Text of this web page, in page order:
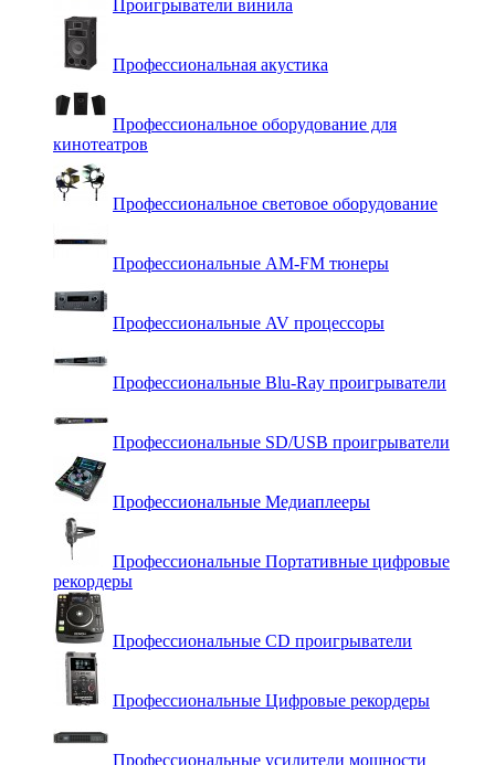
Проигрыватели винила
Профессиональная акустика
Профессиональное оборудование для
кинотеатров
Профессиональное световое оборудование
Профессиональные AM-FM тюнеры
Профессиональные AV процессоры
Профессиональные Blu-Ray проигрыватели
Профессиональные SD/USB проигрыватели
Профессиональные Медиаплееры
Профессиональные Портативные цифровые
рекордеры
Профессиональные СD проигрыватели
Профессиональные Цифровые рекордеры
Профессиональные усилители мощности